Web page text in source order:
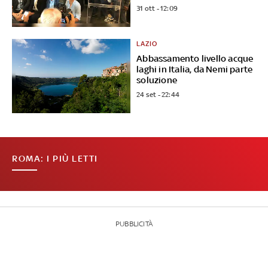
31 ott - 12:09
Abbassamento livello acque
laghi in Italia, da Nemi parte
soluzione
LAZIO
24 set - 22:44
ROMA: I PIÙ LETTI
PUBBLICITÀ